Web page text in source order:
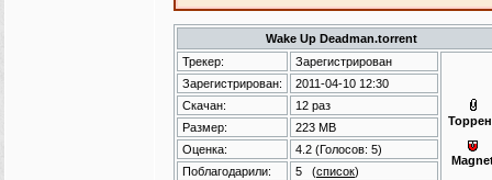
Wake Up Deadman.torrent
Трекер:
Зарегистрирован
Зарегистрирован:
2011-04-10 12:30
Скачан:
12 раз
Размер:
223 MB
Оценка:
4.2 (Голосов: 5)
Поблагодарили:
5 (список)